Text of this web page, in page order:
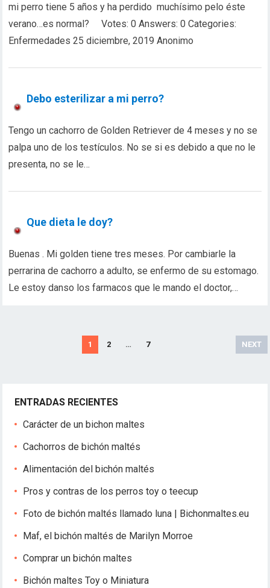
mi perro tiene 5 años y ha perdido muchísimo pelo éste
verano…es normal? Votes: 0 Answers: 0 Categories:
Enfermedades 25 diciembre, 2019 Anonimo
Debo esterilizar a mi perro?
Tengo un cachorro de Golden Retriever de 4 meses y no se
palpa uno de los testículos. No se si es debido a que no le
presenta, no se le…
Que dieta le doy?
Buenas . Mi golden tiene tres meses. Por cambiarle la
perrarina de cachorro a adulto, se enfermo de su estomago.
Le estoy danso los farmacos que le mando el doctor,…
1 2 … 7 NEXT
ENTRADAS RECIENTES
Carácter de un bichon maltes
Cachorros de bichón maltés
Alimentación del bichón maltés
Pros y contras de los perros toy o teecup
Foto de bichón maltés llamado luna | Bichonmaltes.eu
Maf, el bichón maltés de Marilyn Morroe
Comprar un bichón maltes
Bichón maltes Toy o Miniatura